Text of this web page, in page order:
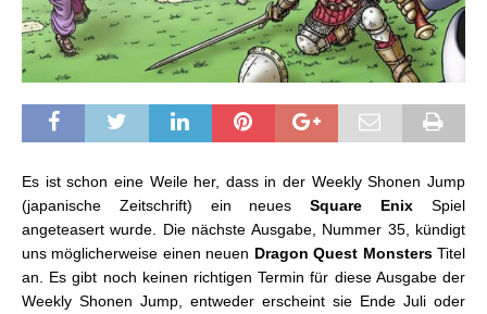
Es ist schon eine Weile her, dass in der Weekly Shonen Jump
(japanische Zeitschrift) ein neuesSquare Enix Spiel
angeteasert wurde. Die nächste Ausgabe, Nummer 35, kündigt
uns möglicherweise einen neuen Dragon Quest MonstersTitel
an. Es gibt noch keinen richtigen Termin für diese Ausgabe der
Weekly Shonen Jump, entweder erscheint sie Ende Juli oder